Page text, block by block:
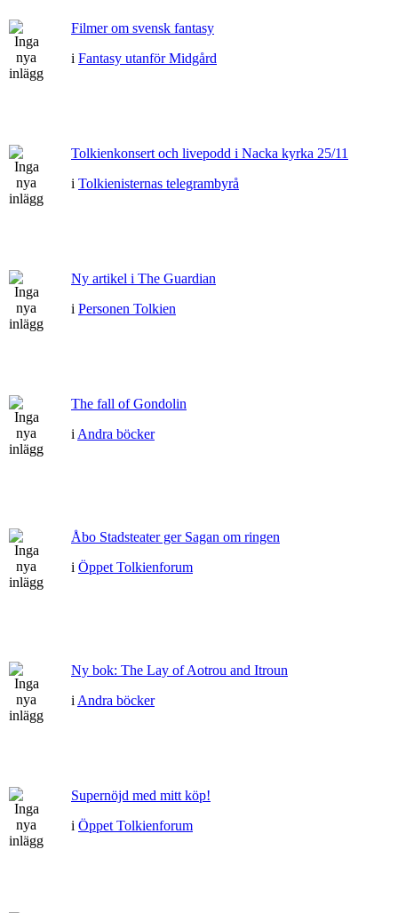
Filmer om svensk fantasy
i Fantasy utanför Midgård
Tolkienkonsert och livepodd i Nacka kyrka 25/11
i Tolkienisternas telegrambyrå
Ny artikel i The Guardian
i Personen Tolkien
The fall of Gondolin
i Andra böcker
Åbo Stadsteater ger Sagan om ringen
i Öppet Tolkienforum
Ny bok: The Lay of Aotrou and Itroun
i Andra böcker
Supernöjd med mitt köp!
i Öppet Tolkienforum